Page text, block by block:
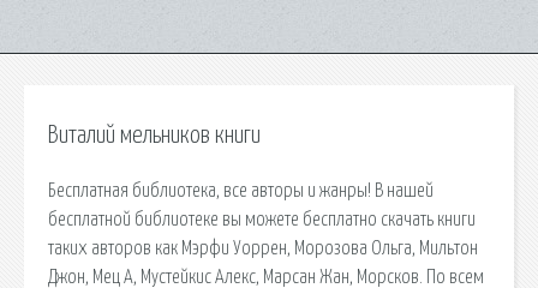
Виталий мельников книги
Бесплатная библиотека, все авторы и жанры! В нашей
бесплатной библиотеке вы можете бесплатно скачать книги
таких авторов как Мэрфи Уоррен, Морозова Ольга, Мильтон
Джон, Мец А, Мустейкис Алекс, Марсан Жан, Морсков. По всем